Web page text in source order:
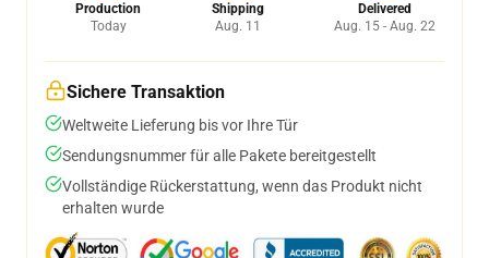
Production
Today
Shipping
Aug. 11
Delivered
Aug. 15 - Aug. 22
Sichere Transaktion
Weltweite Lieferung bis vor Ihre Tür
Sendungsnummer für alle Pakete bereitgestellt
Vollständige Rückerstattung, wenn das Produkt nicht
erhalten wurde